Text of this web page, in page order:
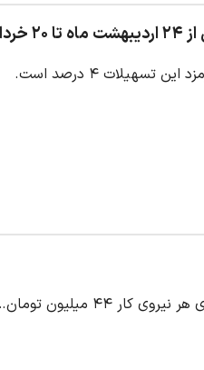
میلیون تومان…